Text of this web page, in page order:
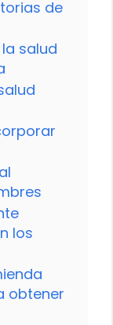
de
salud
los
obtener